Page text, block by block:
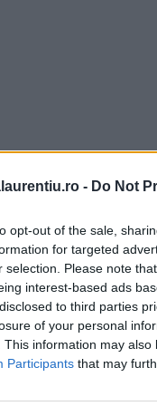
- Do Not
opt-out of the sale,
for targeted
selection. Please note
interest-based ads
to third parties
of your personal
This information may
Participants that may
impletita in 5
tutorial video
facuta in casa.
pentru o paine
video. Procedeu
…